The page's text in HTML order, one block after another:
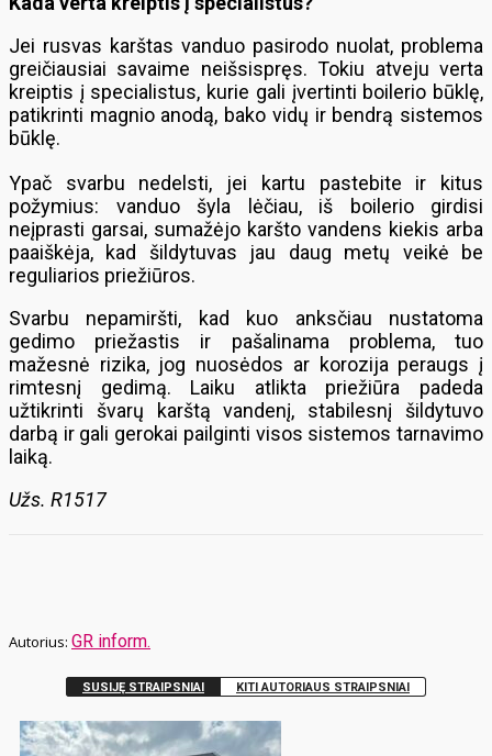
Jei rusvas karštas vanduo pasirodo nuolat, problema
greičiausiai savaime neišsispręs. Tokiu atveju verta
kreiptis į specialistus, kurie gali įvertinti boilerio būklę,
patikrinti magnio anodą, bako vidų ir bendrą sistemos
būklę.
Ypač svarbu nedelsti, jei kartu pastebite ir kitus
požymius: vanduo šyla lėčiau, iš boilerio girdisi
neįprasti garsai, sumažėjo karšto vandens kiekis arba
paaiškėja, kad šildytuvas jau daug metų veikė be
reguliarios priežiūros.
Svarbu nepamiršti, kad kuo anksčiau nustatoma
gedimo priežastis ir pašalinama problema, tuo
mažesnė rizika, jog nuosėdos ar korozija peraugs į
rimtesnį gedimą. Laiku atlikta priežiūra padeda
užtikrinti švarų karštą vandenį, stabilesnį šildytuvo
darbą ir gali gerokai pailginti visos sistemos tarnavimo
laiką.
Užs. R1517
GR inform.
SUSIJĘ STRAIPSNIAI KITI AUTORIAUS STRAIPSNIAI